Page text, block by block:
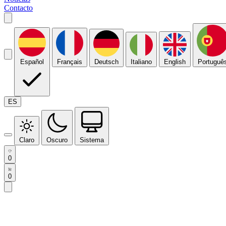
Contacto
Español Français Deutsch Italiano English
ES
Claro Oscuro Sistema
0
0